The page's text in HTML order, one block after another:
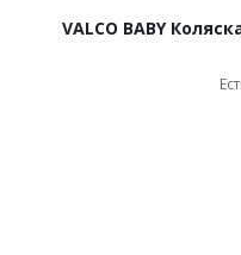
VALCO BABY